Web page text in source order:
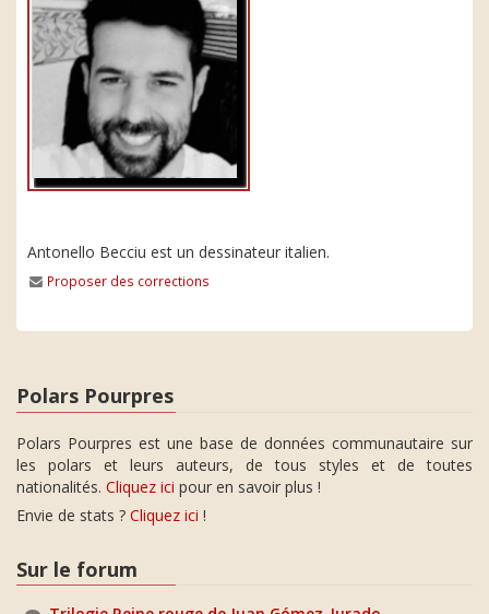
Antonello Becciu est un dessinateur italien.
Proposer des corrections
Polars Pourpres
Polars Pourpres est une base de données communautaire sur
les polars et leurs auteurs, de tous styles et de toutes
nationalités. Cliquez ici pour en savoir plus !
Envie de stats ? Cliquez ici !
Sur le forum